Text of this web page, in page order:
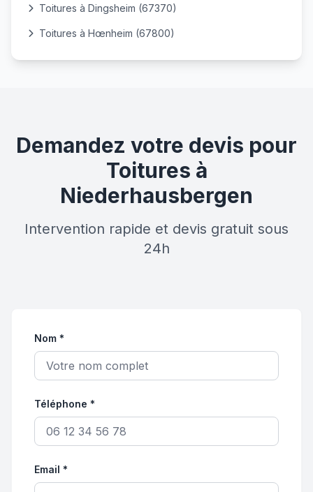
Toitures à Dingsheim (67370)
Toitures à Hœnheim (67800)
Demandez votre devis pour
Toitures à
Niederhausbergen
Intervention rapide et devis gratuit sous
24h
Nom *
Téléphone *
Email *